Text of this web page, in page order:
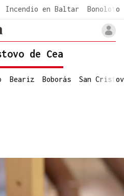
Incendio en Baltar Bonoloto
de Cea
Beariz Boborás San